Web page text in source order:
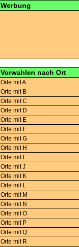
Werbung
Vorwahlen nach Ort
Orte mit A
Orte mit B
Orte mit C
Orte mit D
Orte mit E
Orte mit F
Orte mit G
Orte mit H
Orte mit I
Orte mit J
Orte mit K
Orte mit L
Orte mit M
Orte mit N
Orte mit O
Orte mit P
Orte mit Q
Orte mit R